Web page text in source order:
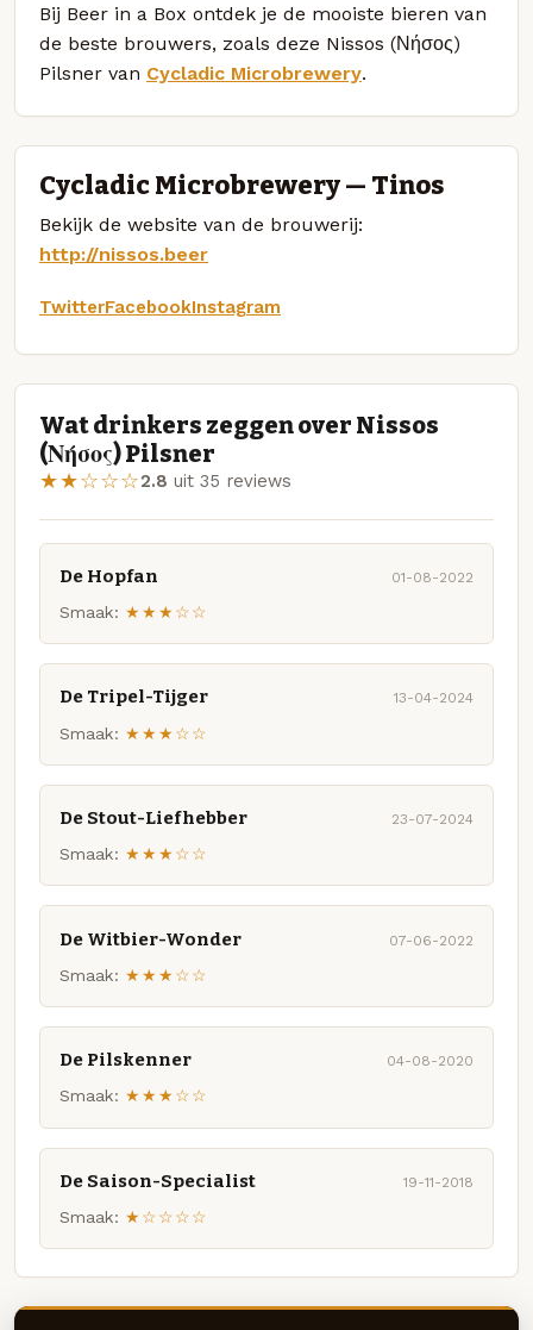
Bij Beer in a Box ontdek je de mooiste bieren van
de beste brouwers, zoals deze Nissos (Νήσος)
Pilsner van Cycladic Microbrewery.
Cycladic Microbrewery — Tinos
Bekijk de website van de brouwerij:
http://nissos.beer
TwitterFacebookInstagram
Wat drinkers zeggen over Nissos
(Νήσος) Pilsner
★★☆☆☆2.8 uit 35 reviews
De Hopfan 01-08-2022
Smaak: ★★★☆☆
De Tripel-Tijger 13-04-2024
Smaak: ★★★☆☆
De Stout-Liefhebber 23-07-2024
Smaak: ★★★☆☆
De Witbier-Wonder 07-06-2022
Smaak: ★★★☆☆
De Pilskenner 04-08-2020
Smaak: ★★★☆☆
De Saison-Specialist 19-11-2018
Smaak: ★☆☆☆☆